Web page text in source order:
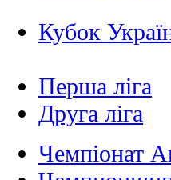
Кубок
Перша ліга
Друга ліга
Чемпіонат